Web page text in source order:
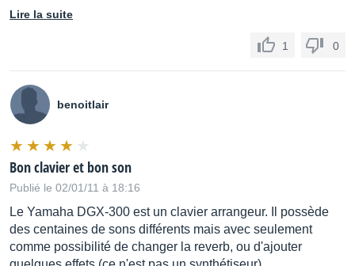
Lire la suite
1 0
benoitlair
Bon clavier et bon son
Publié le 02/01/11 à 18:16
Le Yamaha DGX-300 est un clavier arrangeur. Il possède
des centaines de sons différents mais avec seulement
comme possibilité de changer la reverb, ou d'ajouter